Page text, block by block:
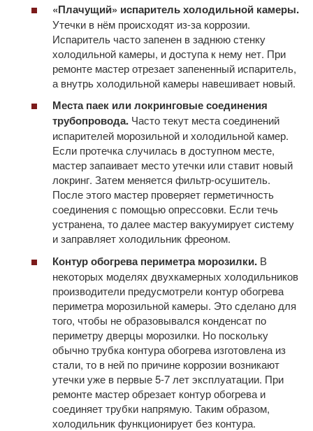
«Плачущий» испаритель холодильной камеры.
Утечки в нём происходят из-за коррозии.
Испаритель часто запенен в заднюю стенку
холодильной камеры, и доступа к нему нет. При
ремонте мастер отрезает запененный испаритель,
а внутрь холодильной камеры навешивает новый.
Места паек или локринговые соединения
трубопровода. Часто текут места соединений
испарителей морозильной и холодильной камер.
Если протечка случилась в доступном месте,
мастер запаивает место утечки или ставит новый
локринг. Затем меняется фильтр-осушитель.
После этого мастер проверяет герметичность
соединения с помощью опрессовки. Если течь
устранена, то далее мастер вакуумирует систему
и заправляет холодильник фреоном.
Контур обогрева периметра морозилки. В
некоторых моделях двухкамерных холодильников
производители предусмотрели контур обогрева
периметра морозильной камеры. Это сделано для
того, чтобы не образовывался конденсат по
периметру дверцы морозилки. Но поскольку
обычно трубка контура обогрева изготовлена из
стали, то в ней по причине коррозии возникают
утечки уже в первые 5-7 лет эксплуатации. При
ремонте мастер обрезает контур обогрева и
соединяет трубки напрямую. Таким образом,
холодильник функционирует без контура.